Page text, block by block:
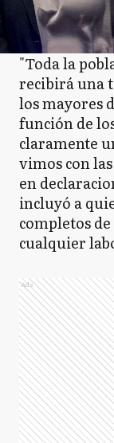
"Toda la
recibirá una
los mayores
función de
claramente
vimos con
en
incluyó a
completos
cualquier
Ads